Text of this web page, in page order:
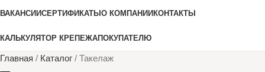
ВАКАНСИИСЕРТИФИКАТЫ О КОМПАНИИ КОНТАКТЫ
КАЛЬКУЛЯТОР КРЕПЕЖАПОКУПАТЕЛЮ
Главная / Каталог / Такелаж